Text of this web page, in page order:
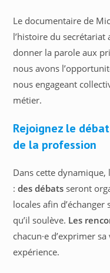
Le documentaire de
l’histoire du
donner la parole aux
nous avons
nous engageant
métier.
Rejoignez le
de la profession
Dans cette dynamique,
:des débats seront
locales afin
qu’il soulève. Les
chacun·e d’exprimer
expérience.